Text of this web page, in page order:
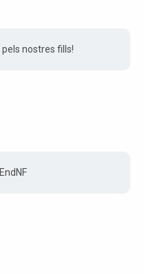
nostres fills!